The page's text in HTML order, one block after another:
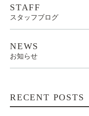
STAFF
スタッフブログ
NEWS
お知らせ
RECENT POSTS